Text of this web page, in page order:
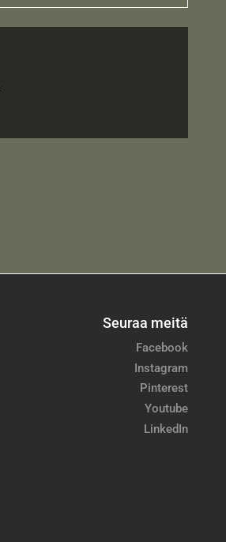
Seuraa meitä
Facebook
Instagram
Pinterest
Youtube
LinkedIn